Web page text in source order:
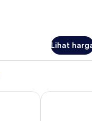
Lihat
Hôtel Parisien